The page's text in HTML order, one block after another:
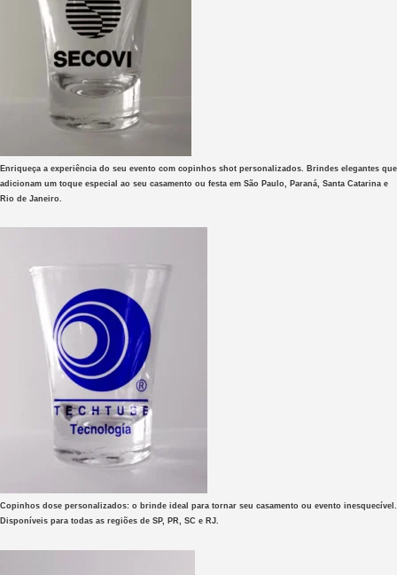
Enriqueça a experiência do seu evento com copinhos shot personalizados. Brindes elegantes que
adicionam um toque especial ao seu casamento ou festa em São Paulo, Paraná, Santa Catarina e
Rio de Janeiro.
Copinhos dose personalizados: o brinde ideal para tornar seu casamento ou evento inesquecível.
Disponíveis para todas as regiões de SP, PR, SC e RJ.